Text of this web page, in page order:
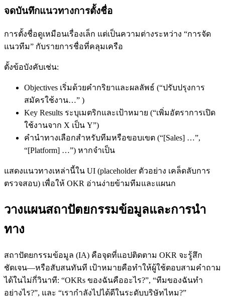
จดบันทึกแนวทางการตั้งชื่อ
การตั้งชื่อดูเหมือนเรื่องเล็ก แต่เป็นความต่างระหว่าง “การจัด
แนวทีม” กับรายการชื่อที่คลุมเครือ
ตั้งข้อบังคับเช่น:
Objectives เริ่มด้วยคำกริยาและผลลัพธ์ (“ปรับปรุงการ
สมัครใช้งาน…” )
Key Results ระบุเมตริกและเป้าหมาย (“เพิ่มอัตราการเปิด
ใช้งานจาก X เป็น Y”)
คำนำทางเลือกสำหรับทีมหรือขอบเขต (“[Sales] …”,
“[Platform] …”) หากจำเป็น
แสดงแนวทางเหล่านี้ใน UI (placeholder ตัวอย่าง เคล็ดลับการ
ตรวจสอบ) เพื่อให้ OKR อ่านง่ายข้ามทีมและแผนก
วางแผนสถาปัตยกรรมข้อมูลและการนำ
ทาง
สถาปัตยกรรมข้อมูล (IA) คือจุดที่แอปติดตาม OKR จะรู้สึก
ชัดเจน—หรือสับสนทันที เป้าหมายคือทำให้ผู้ใช้ตอบสามคำถาม
ได้ในไม่กี่วินาที: “OKRs ของฉันคืออะไร?”, “ทีมของฉันทำ
อย่างไร?”, และ “เรากำลังไปได้ดีในระดับบริษัทไหม?”